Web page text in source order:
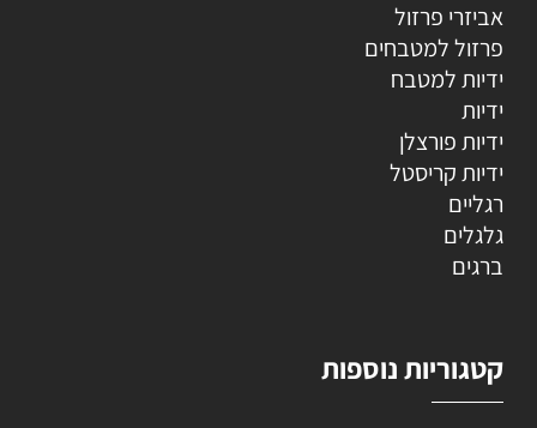
אביזרי פרזול
פרזול למטבחים
ידיות למטבח
ידיות
ידיות פורצלן
ידיות קריסטל
רגליים
גלגלים
ברגים
קטגוריות נוספות